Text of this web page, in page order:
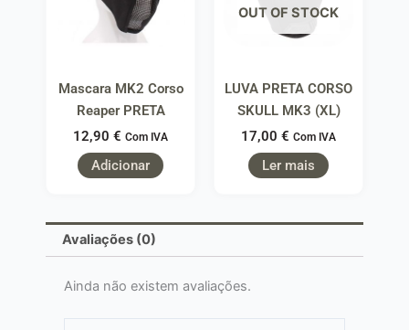
Mascara MK2 Corso
Reaper PRETA
12,90 € Com IVA
Adicionar
OUT OF STOCK
LUVA PRETA CORSO
SKULL MK3 (XL)
17,00 € Com IVA
Ler mais
Avaliações (0)
Ainda não existem avaliações.